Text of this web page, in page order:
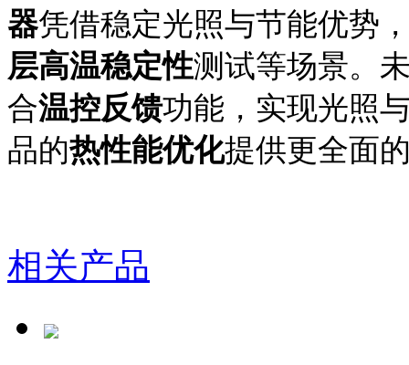
器凭借稳定光照与节能优势
层高温稳定性测试等场景。
合温控反馈功能，实现光照
品的热性能优化提供更全面
相关产品